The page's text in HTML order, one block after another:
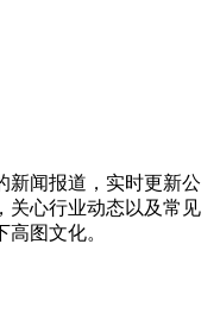
新闻报道，实时更新公
关心行业动态以及常见
图文化。